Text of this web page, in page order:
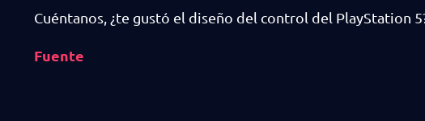
Cuéntanos, ¿te gustó el diseño del control del PlayStation
Fuente